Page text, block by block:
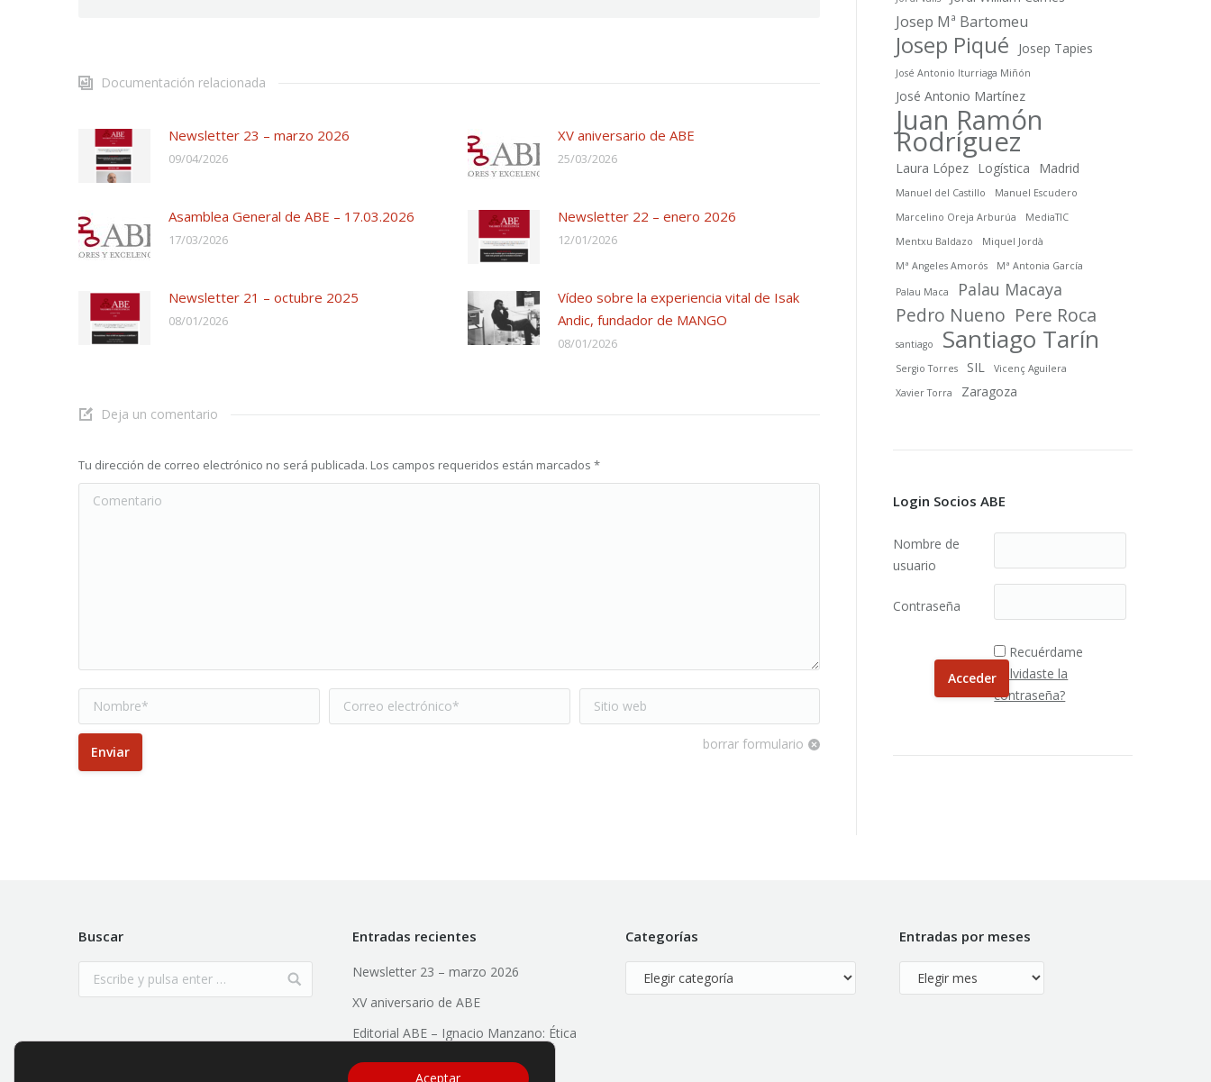
Documentación relacionada
Newsletter 23 – marzo 2026
09/04/2026
XV aniversario de ABE
25/03/2026
Asamblea General de ABE – 17.03.2026
17/03/2026
Newsletter 22 – enero 2026
12/01/2026
Newsletter 21 – octubre 2025
08/01/2026
Vídeo sobre la experiencia vital de Isak
Andic, fundador de MANGO
08/01/2026
Deja un comentario
Tu dirección de correo electrónico no será publicada. Los campos requeridos están marcados *
Comentario
Nombre * Correo electrónico * Sitio web
borrar formulario
Enviar
Josep Mª Bartomeu
Josep Piqué Josep Tapies
José Antonio Iturriaga Miñón
José Antonio Martínez
Juan Ramón
Rodríguez
Laura López Logística Madrid
Manuel del Castillo
Manuel Escudero
Marcelino Oreja Arburúa
MediaTIC
Mentxu Baldazo
Miquel Jordà
Mª Angeles Amorós
Mª Antonia García
Palau Maca Palau Macaya
Pedro Nueno Pere Roca
santiago Santiago Tarín
Sergio Torres SIL
Vicenç Aguilera
Xavier Torra
Zaragoza
Login Socios ABE
Nombre de
usuario
Contraseña
Recuérdame
¿Olvidaste la
contraseña?
Buscar Entradas recientes
Newsletter 23 – marzo 2026
XV aniversario de ABE
Editorial ABE – Ignacio Manzano: Ética
Categorías
Categorías
Entradas por meses
Entradas
por
Aceptar